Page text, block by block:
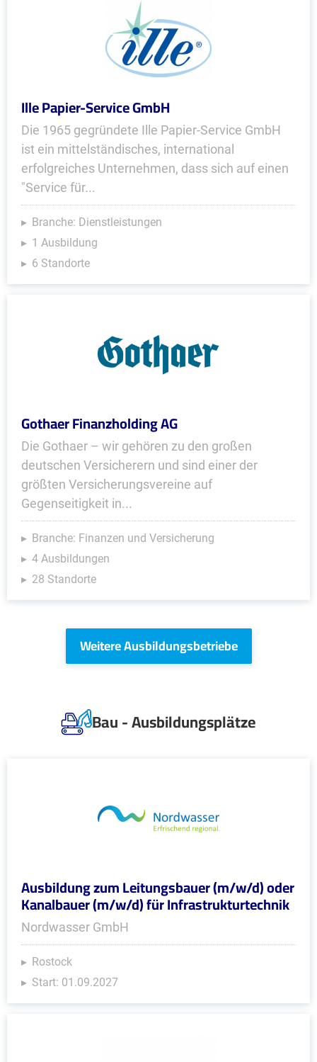
Ille Papier-Service GmbH
Die 1965 gegründete Ille Papier-Service GmbH
ist ein mittelständisches, international
erfolgreiches Unternehmen, dass sich auf einen
"Service für...
Branche: Dienstleistungen
1 Ausbildung
6 Standorte
Gothaer Finanzholding AG
Die Gothaer – wir gehören zu den großen
deutschen Versicherern und sind einer der
größten Versicherungsvereine auf
Gegenseitigkeit in...
Branche: Finanzen und Versicherung
4 Ausbildungen
28 Standorte
Weitere Ausbildungsbetriebe
Bau - Ausbildungsplätze
Ausbildung zum Leitungsbauer (m/w/d) oder
Kanalbauer (m/w/d) für Infrastrukturtechnik
Nordwasser GmbH
Rostock
Start: 01.09.2027